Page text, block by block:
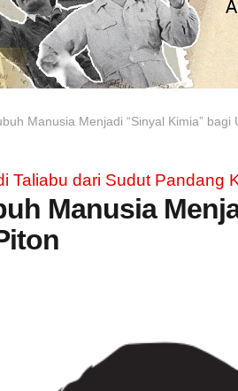
Manusia Menjadi “Sinyal Kimia” bagi
Taliabu dari Sudut Pandang
Manusia